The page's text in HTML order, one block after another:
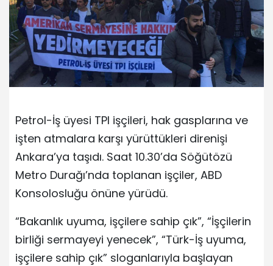
Petrol-İş üyesi TPI işçileri, hak gasplarına ve
işten atmalara karşı yürüttükleri direnişi
Ankara’ya taşıdı. Saat 10.30’da Söğütözü
Metro Durağı’nda toplanan işçiler, ABD
Konsolosluğu önüne yürüdü.
“Bakanlık uyuma, işçilere sahip çık”, “İşçilerin
birliği sermayeyi yenecek”, “Türk-İş uyuma,
işçilere sahip çık” sloganlarıyla başlayan